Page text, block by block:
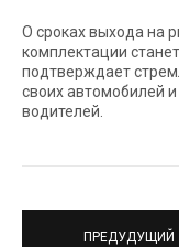
О сроках выхода на
комплектации
подтверждает
своих автомобилей
водителей.
ПРЕДУДУЩИЙ